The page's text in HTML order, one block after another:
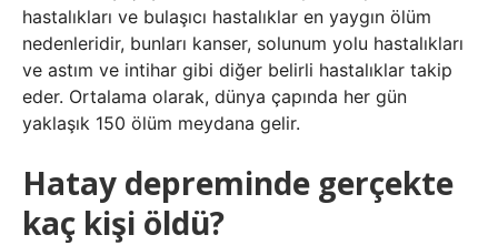
hastalıkları ve bulaşıcı hastalıklar en yaygın ölüm
nedenleridir, bunları kanser, solunum yolu hastalıkları
ve astım ve intihar gibi diğer belirli hastalıklar takip
eder. Ortalama olarak, dünya çapında her gün
yaklaşık 150 ölüm meydana gelir.
Hatay depreminde gerçekte
kaç kişi öldü?